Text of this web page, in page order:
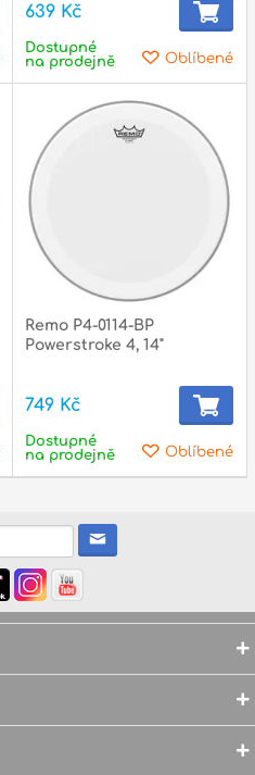
639 Kč
Oblíbené
Dostupné
na prodejně
Remo P4-0114-BP
Powerstroke 4, 14"
749 Kč
Oblíbené
Dostupné
na prodejně